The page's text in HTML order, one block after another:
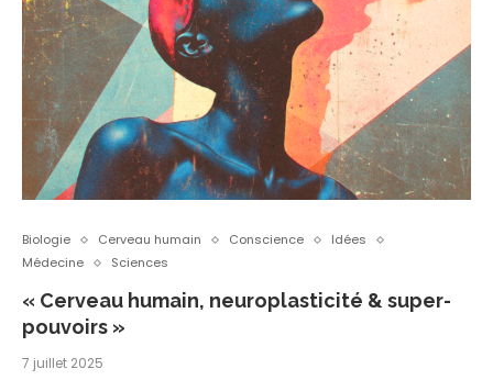
Biologie Cerveau humain Conscience
Idées
Médecine
Sciences
« Cerveau humain, neuroplasticité & super-
pouvoirs »
7 juillet 2025